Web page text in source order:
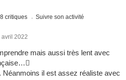
critiques Suivre son activité
avril 2022
mais aussi très lent avec
Néanmoins il est assez réaliste avec